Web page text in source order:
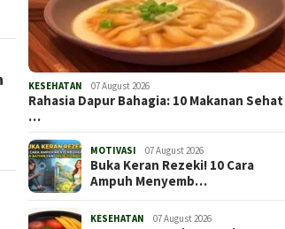
KESEHATAN 07 August 2026
Rahasia Dapur Bahagia: 10 Makanan Sehat
…
MOTIVASI 07 August 2026
Buka Keran Rezeki! 10 Cara
Ampuh Menyemb…
KESEHATAN 07 August 2026